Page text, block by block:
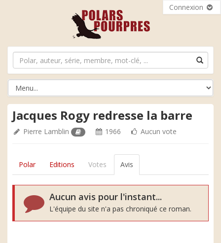
Connexion
Jacques Rogy redresse la barre
Pierre Lamblin 1966 Aucun vote
Polar Editions Votes Avis
Aucun avis pour l'instant...
L'équipe du site n'a pas chroniqué ce roman.